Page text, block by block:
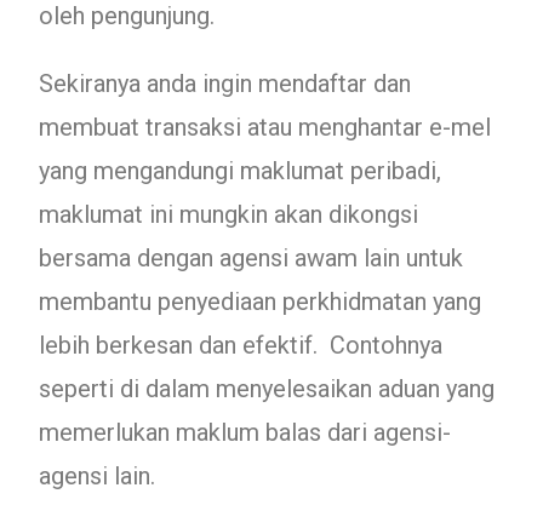
oleh pengunjung.
Sekiranya anda ingin mendaftar dan
membuat transaksi atau menghantar e-mel
yang mengandungi maklumat peribadi,
maklumat ini mungkin akan dikongsi
bersama dengan agensi awam lain untuk
membantu penyediaan perkhidmatan yang
lebih berkesan dan efektif. Contohnya
seperti di dalam menyelesaikan aduan yang
memerlukan maklum balas dari agensi-
agensi lain.